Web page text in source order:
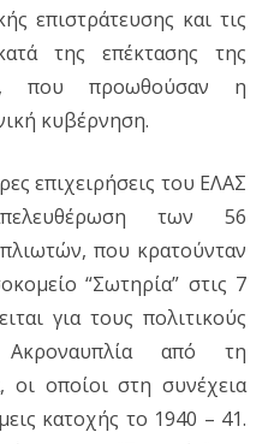
επιστράτευσης και τις
της επέκτασης της
που προωθούσαν η
κυβέρνηση.
επιχειρήσεις του ΕΛΑΣ
των 56
που κρατούνταν
“Σωτηρία” στις 7
για τους πολιτικούς
Ακροναυπλία από τη
οι οποίοι στη συνέχεια
κατοχής το 1940 – 41.